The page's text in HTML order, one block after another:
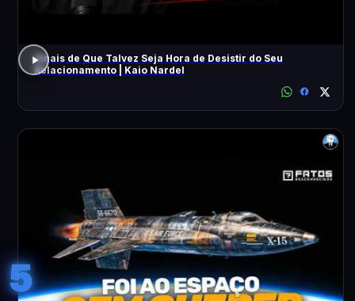
Sinais de Que Talvez Seja Hora de Desistir do Seu
Relacionamento | Kaio Nardel
5